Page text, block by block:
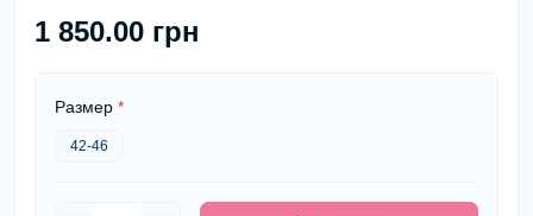
1 850.00 грн
Размер *
42-46